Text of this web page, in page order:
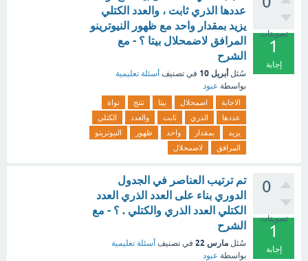
تصويتات
1
إجابة
عددها الذري ثابت ، والعدد الكتلي
يزيد بمقدار واحد مع ظهور النيوترينو
المرافق لاضمحلال بيتا ؟ - مع
الشرح
سُئل أبريل 10 في تصنيف أسئلة تعليمية
بواسطة عبود
الاجابة اضمحلال بيتا تنتج
نواة
عددها
الذري ثابت والعدد
الكتلي
يزيد
بمقدار واحد ظهور
النيوترينو
المرافق
لاضمحلال
0
تصويتات
1
إجابة
تم ترتيب العناصر في الجدول
الدوري بناء على العدد الذري العدد
الكتلي العدد الذري والكتلي . ؟ - مع
الشرح
سُئل مارس 22 في تصنيف أسئلة تعليمية
بواسطة عبود